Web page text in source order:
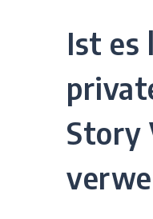
Ist es
Story